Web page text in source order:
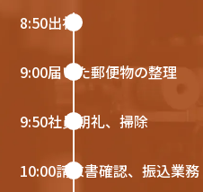
8:50出社
9:00届いた郵便物の整理
9:50社員朝礼、掃除
10:00請求書確認、振込業務